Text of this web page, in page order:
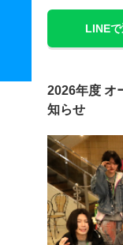
LINE
2026年度 オ
知らせ